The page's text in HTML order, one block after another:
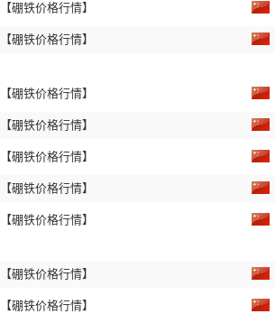
【硼铁价格行情】
【硼铁价格行情】
【硼铁价格行情】
【硼铁价格行情】
【硼铁价格行情】
【硼铁价格行情】
【硼铁价格行情】
【硼铁价格行情】
【硼铁价格行情】